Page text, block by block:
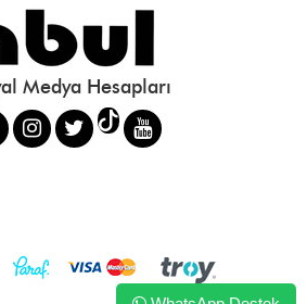
Medya Hesapları